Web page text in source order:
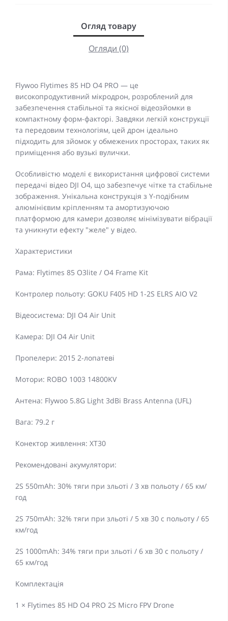
Огляд товару
Огляди (0)
Flywoo Flytimes 85 HD O4 PRO — це
високопродуктивний мікродрон, розроблений для
забезпечення стабільної та якісної відеозйомки в
компактному форм-факторі. Завдяки легкій конструкції
та передовим технологіям, цей дрон ідеально
підходить для зйомок у обмежених просторах, таких як
приміщення або вузькі вулички.
Особливістю моделі є використання цифрової системи
передачі відео DJI O4, що забезпечує чітке та стабільне
зображення. Унікальна конструкція з Y-подібним
алюмінієвим кріпленням та амортизуючою
платформою для камери дозволяє мінімізувати вібрації
та уникнути ефекту "желе" у відео.
Характеристики
Рама: Flytimes 85 O3lite / O4 Frame Kit
Контролер польоту: GOKU F405 HD 1-2S ELRS AIO V2
Відеосистема: DJI O4 Air Unit
Камера: DJI O4 Air Unit
Пропелери: 2015 2-лопатеві
Мотори: ROBO 1003 14800KV
Антена: Flywoo 5.8G Light 3dBi Brass Antenna (UFL)
Вага: 79.2 г
Конектор живлення: XT30
Рекомендовані акумулятори:
2S 550mAh: 30% тяги при зльоті / 3 хв польоту / 65 км/
год
2S 750mAh: 32% тяги при зльоті / 5 хв 30 с польоту / 65
км/год
2S 1000mAh: 34% тяги при зльоті / 6 хв 30 с польоту /
65 км/год
Комплектація
1 × Flytimes 85 HD O4 PRO 2S Micro FPV Drone